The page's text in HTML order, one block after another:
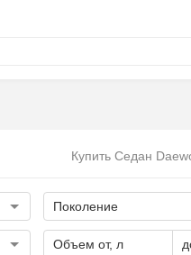
Купить Седан
Поколение
Объем от, л